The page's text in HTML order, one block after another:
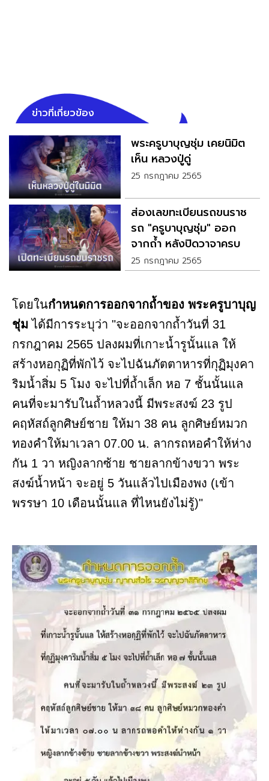
ข่าวที่เกี่ยวข้อง
พระครูบาบุญชุ่ม เคยนิมิต
เห็น หลวงปู่ดู่
25 กรกฎาคม 2565
ส่องเลขทะเบียนรถขนราช
รถ "ครูบาบุญชุ่ม" ออก
จากถ้ำ หลังปิดวาจาครบ 3
ปี
25 กรกฎาคม 2565
โดยในกำหนดการออกจากถ้ำของ พระครูบาบุญ
ชุ่ม ได้มีการระบุว่า "จะออกจากถ้ำวันที่ 31
กรกฎาคม 2565 ปลงผมที่เกาะน้ำรูนั้นแล ให้
สร้างหอกุฏิที่พักไว้ จะไปฉันภัตตาหารที่กุฏิมุงคา
ริมน้ำสิ่ม 5 โมง จะไปที่ถ้ำเล็ก หอ 7 ชั้นนั้นแล
คนที่จะมารับในถ้ำหลวงนี้ มีพระสงฆ์ 23 รูป
คฤหัสถ์ลูกศิษย์ชาย ให้มา 38 คน ลูกศิษย์หมวก
ทองคำให้มาเวลา 07.00 น. ลากรถหอคำให้ห่าง
กัน 1 วา หญิงลากซ้าย ชายลากข้างขวา พระ
สงฆ์น้ำหน้า จะอยู่ 5 วันแล้วไปเมืองพง (เข้า
พรรษา 10 เดือนนั้นแล ที่ไหนยังไม่รู้)"